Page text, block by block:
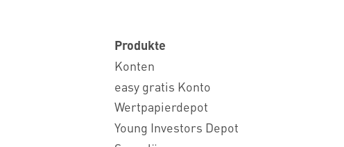
Produkte
Konten
easy gratis Konto
Wertpapierdepot
Young Investors Depot